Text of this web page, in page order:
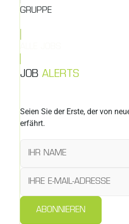
GRUPPE
JOB ALERTS
Seien Sie der Erste, der von
erfährt.
ABONNIEREN